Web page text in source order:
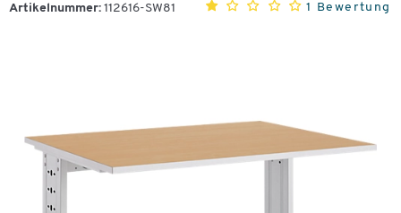
Artikelnummer: 112616-SW81 1 Bewertung